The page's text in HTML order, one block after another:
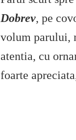
Dobrev, pe
volum parului,
atentia, cu
foarte